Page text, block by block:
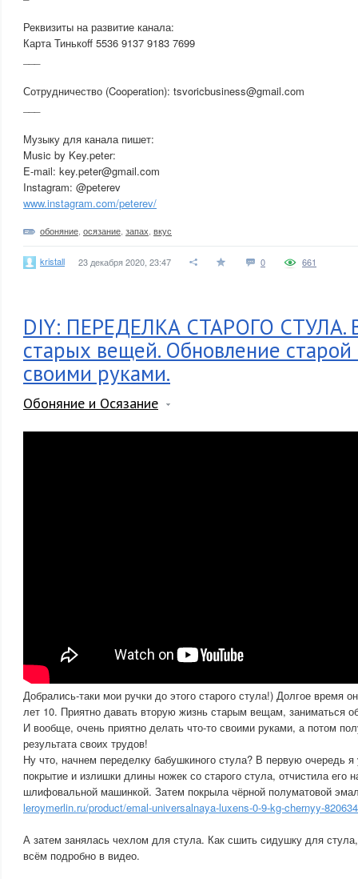
Реквизиты на развитие канала:
Карта Тинькоff 5536 9137 9183 7699
Сотрудничество (Cooperation): tsvoricbusiness@gmail.com
Музыку для канала пишет:
Music by Key.peter:
E-mail: key.peter@gmail.com
Instagram: @peterev
www.instagram.com/peterev/
обоняние осязание запах вкус
kristall 23 декабря 2020, 23:47 0 661
DIY: ПЕРЕДЕЛКА СТАРОГО СТУЛА.
старых вещей. Обновление
своими руками.
Обоняние и Осязание
Добрались-таки мои ручки до этого старого стула!) Долгое время
лет 10. Приятно давать вторую жизнь старым вещам, заниматься
И вообще, очень приятно делать что-то своими руками, а потом
результата своих трудов!
Ну что, начнем переделку бабушкиного стула? В первую очередь я
покрытие и излишки длины ножек со старого стула, отчистила его
шлифовальной машинкой. Затем покрыла чёрной полуматовой
leroymerlin.ru/product/emal-universalnaya-luxens-0-9-kg-chernyy-
А затем занялась чехлом для стула. Как сшить сидушку для
всём подробно в видео.